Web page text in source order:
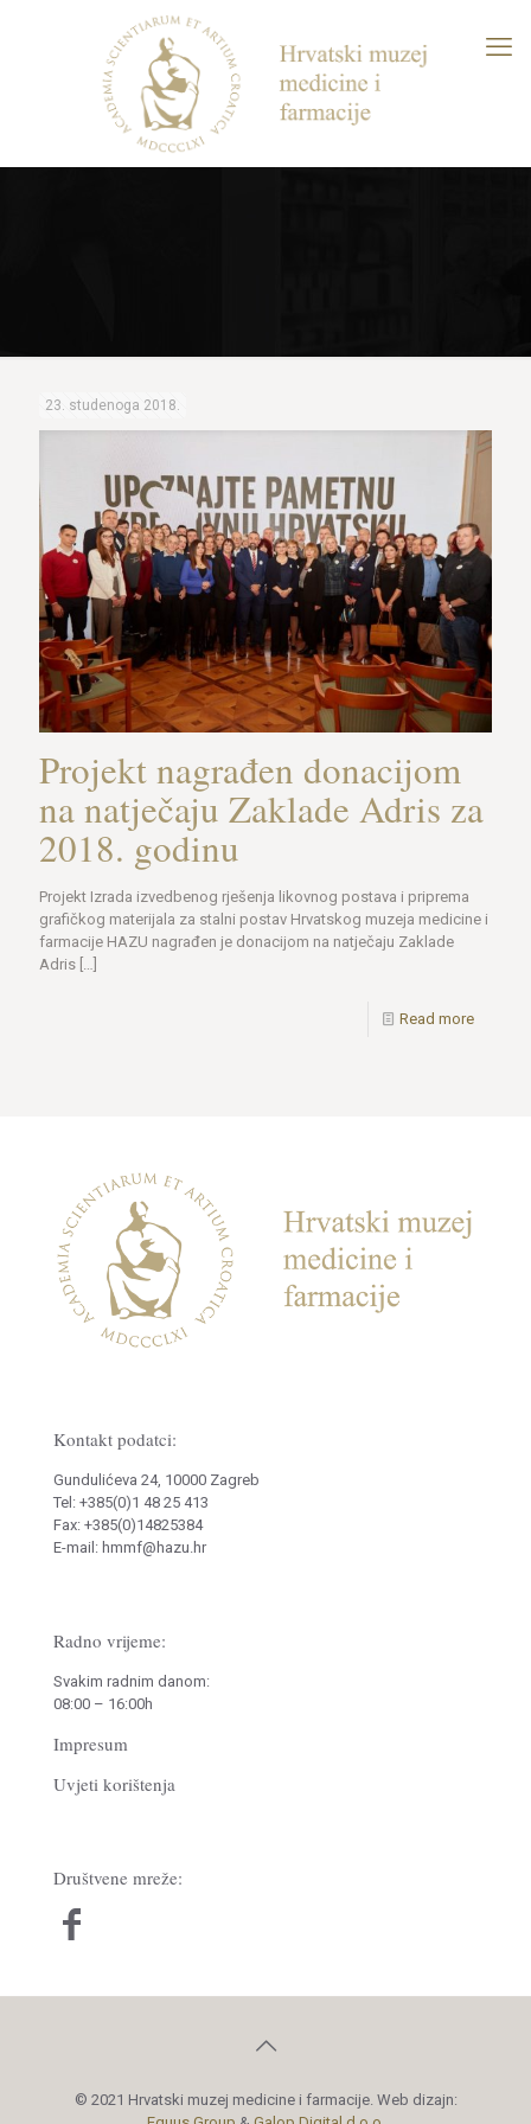
23. studenoga 2018.
Projekt nagrađen donacijom
na natječaju Zaklade Adris za
2018. godinu
Projekt Izrada izvedbenog rješenja likovnog postava i priprema
grafičkog materijala za stalni postav Hrvatskog muzeja medicine i
farmacije HAZU nagrađen je donacijom na natječaju Zaklade
Adris […]
Read more
Kontakt podatci:
Gundulićeva 24, 10000 Zagreb
Tel: +385(0)1 48 25 413
Fax: +385(0)14825384
E-mail: hmmf@hazu.hr
Radno vrijeme:
Svakim radnim danom:
08:00 – 16:00h
Impresum
Uvjeti korištenja
Društvene mreže:
© 2021 Hrvatski muzej medicine i farmacije. Web dizajn: